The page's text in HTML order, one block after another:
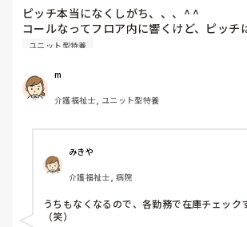
ピッチ本当になくしがち、、、^ ^
コールなってフロア内に響くけど、ピッチ
なんかなあ
ユニット型特養
m
介護福祉士, ユニット型特養
みきや
介護福祉士, 病院
うちもなくなるので、各勤務で在庫チェック
（笑）